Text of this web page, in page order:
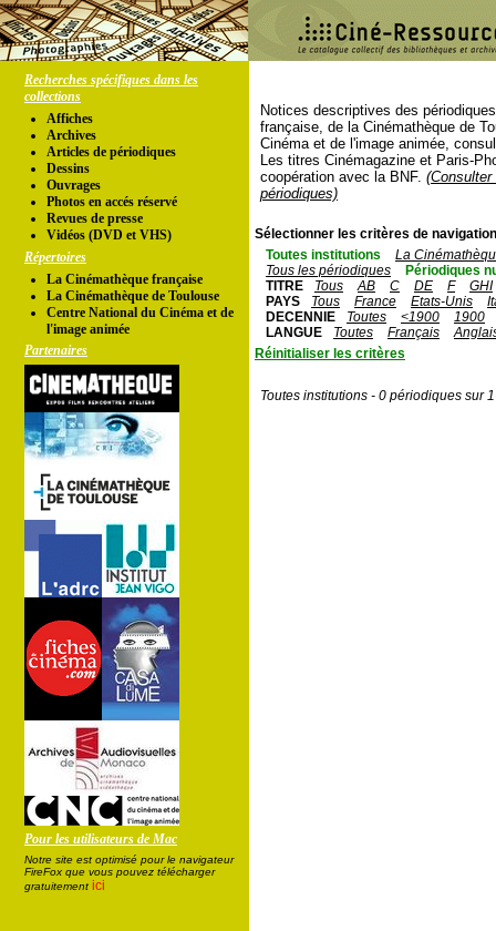
Recherches spécifiques dans les
collections
Affiches
Archives
Articles de périodiques
Dessins
Ouvrages
Photos en accés réservé
Revues de presse
Vidéos (DVD et VHS)
Répertoires
La Cinémathèque française
La Cinémathèque de Toulouse
Centre National du Cinéma et de
l'image animée
Partenaires
Pour les utilisateurs de Mac
Notre site est optimisé pour le navigateur
FireFox que vous pouvez télécharger
gratuitement ici
Notices descriptives des
française, de la Cinémathèque de
Cinéma et de l'image animée,
Les titres Cinémagazine et Paris-
coopération avec la BNF.
périodiques)
Sélectionner les critères de
Toutes institutions
La
Tous les périodiques
Périodiques
TITRE
Tous AB C DE F
GHI
PAYS
Tous France Etats-Unis
DECENNIE
Toutes <1900
1900
LANGUE
Toutes Français
Réinitialiser les critères
Toutes institutions - 0 périodiques sur